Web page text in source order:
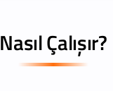
Nasıl Çalışır?